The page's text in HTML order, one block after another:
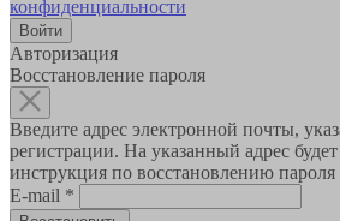
конфиденциальности
Авторизация
Восстановление пароля
Введите адрес электронной почты,
регистрации. На указанный адрес
инструкция по восстановлению пароля
E-mail *